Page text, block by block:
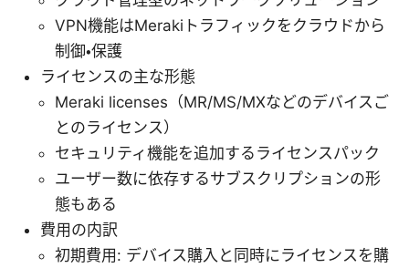
VPN機能はMerakiトラフィックをクラウドから
制御・保護
ライセンスの主な形態
Meraki licenses（MR/MS/MXなどのデバイスご
とのライセンス）
セキュリティ機能を追加するライセンスパック
ユーザー数に依存するサブスクリプションの形
態もある
費用の内訳
初期費用: デバイス購入と同時にライセンスを購